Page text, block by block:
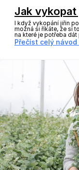
Jak
I když vykopání jiřin
možná si říkáte, že si
na které je potřeba dát
Přečíst celý